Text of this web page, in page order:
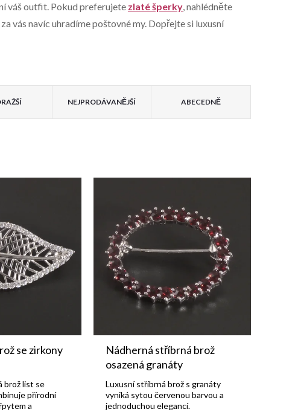
váš outfit. Pokud preferujete zlaté šperky, nahlédněte
vás navíc uhradíme poštovné my. Dopřejte si luxusní
NEJPRODÁVANĚJŠÍ ABECEDNĚ
se zirkony
brož list se
přírodní
a
Nádherná stříbrná brož
osazená granáty
Luxusní stříbrná brož s granáty
vyniká sytou červenou barvou a
jednoduchou elegancí.